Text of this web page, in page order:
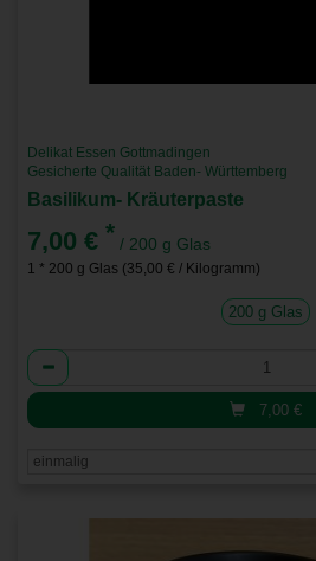
Delikat Essen Gottmadingen
Gesicherte Qualität Baden- Württemberg
Basilikum- Kräuterpaste
7,00 € * / 200 g Glas
1 * 200 g Glas (35,00 € / Kilogramm)
200 g Glas
Anzahl
7,00 €